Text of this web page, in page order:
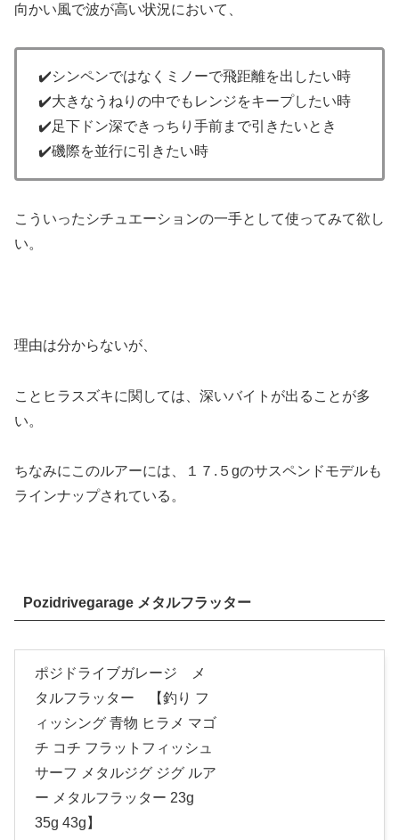
向かい風で波が高い状況において、
✔️シンペンではなくミノーで飛距離を出したい時
✔️大きなうねりの中でもレンジをキープしたい時
✔️足下ドン深できっちり手前まで引きたいとき
✔️磯際を並行に引きたい時
こういったシチュエーションの一手として使ってみて欲し
い。
理由は分からないが、
ことヒラスズキに関しては、深いバイトが出ることが多
い。
ちなみにこのルアーには、１７.５gのサスペンドモデルも
ラインナップされている。
Pozidrivegarage メタルフラッター
ポジドライブガレージ メ
タルフラッター 【釣り フ
ィッシング 青物 ヒラメ マゴ
チ コチ フラットフィッシュ
サーフ メタルジグ ジグ ルア
ー メタルフラッター 23g
35g 43g】